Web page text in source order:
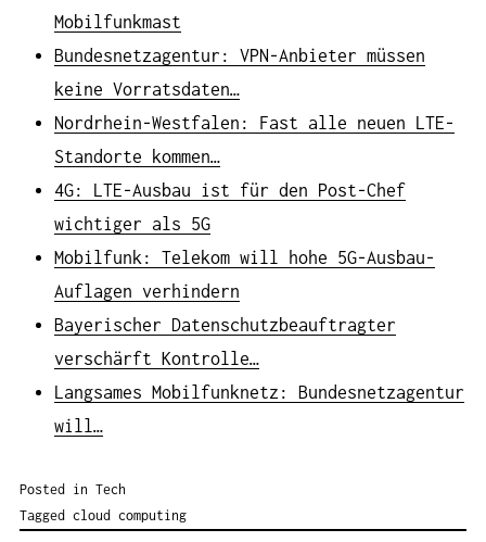
Mobilfunkmast
Bundesnetzagentur: VPN-Anbieter müssen
keine Vorratsdaten…
Nordrhein-Westfalen: Fast alle neuen LTE-
Standorte kommen…
4G: LTE-Ausbau ist für den Post-Chef
wichtiger als 5G
Mobilfunk: Telekom will hohe 5G-Ausbau-
Auflagen verhindern
Bayerischer Datenschutzbeauftragter
verschärft Kontrolle…
Langsames Mobilfunknetz: Bundesnetzagentur
will…
Posted in Tech
Tagged cloud computing